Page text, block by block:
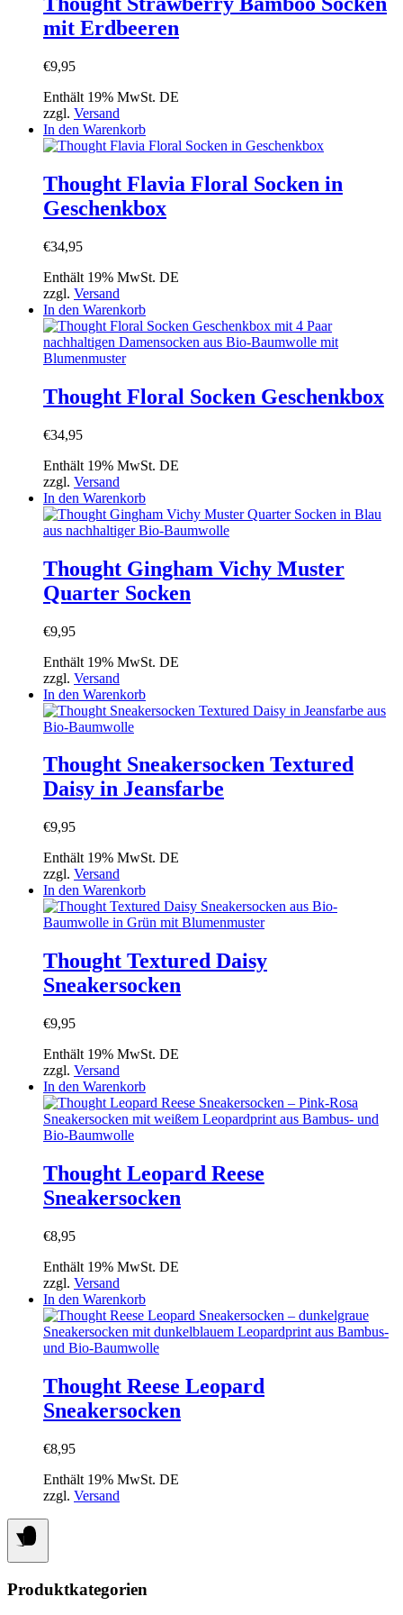
mit Erdbeeren
€9,95
Enthält 19% MwSt. DE
zzgl. Versand
In den Warenkorb
Thought Flavia Floral Socken in
Geschenkbox
€34,95
Enthält 19% MwSt. DE
zzgl. Versand
In den Warenkorb
Thought Floral Socken Geschenkbox
€34,95
Enthält 19% MwSt. DE
zzgl. Versand
In den Warenkorb
Thought Gingham Vichy Muster
Quarter Socken
€9,95
Enthält 19% MwSt. DE
zzgl. Versand
In den Warenkorb
Thought Sneakersocken Textured
Daisy in Jeansfarbe
€9,95
Enthält 19% MwSt. DE
zzgl. Versand
In den Warenkorb
Thought Textured Daisy
Sneakersocken
€9,95
Enthält 19% MwSt. DE
zzgl. Versand
In den Warenkorb
Thought Leopard Reese
Sneakersocken
€8,95
Enthält 19% MwSt. DE
zzgl. Versand
In den Warenkorb
Thought Reese Leopard
Sneakersocken
€8,95
Enthält 19% MwSt. DE
zzgl. Versand
Produktkategorien